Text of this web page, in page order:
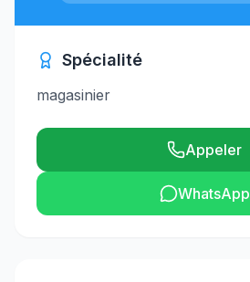
Spécialité
magasinier
Appeler
WhatsApp